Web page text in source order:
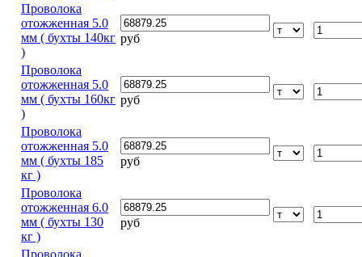
Проволока
отожженная 5.0
мм ( бухты 140кг
)
руб
Проволока
отожженная 5.0
мм ( бухты 160кг
)
руб
Проволока
отожженная 5.0
мм ( бухты 185
кг )
руб
Проволока
отожженная 6.0
мм ( бухты 130
кг )
руб
Проволока